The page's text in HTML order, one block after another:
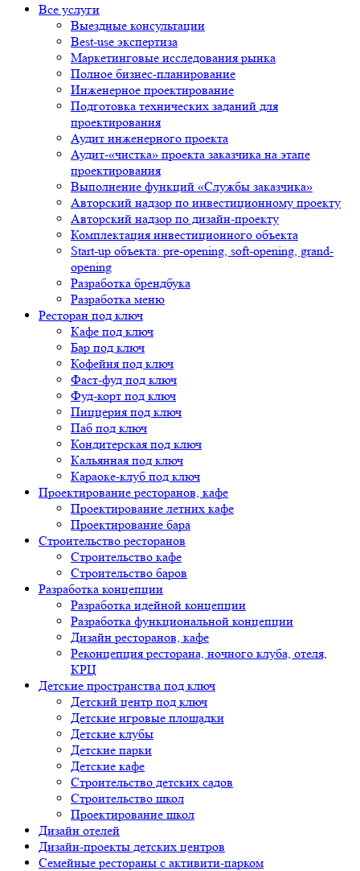
Все услуги
Выездные консультации
Best-use экспертиза
Маркетинговые исследования рынка
Полное бизнес-планирование
Инженерное проектирование
Подготовка технических заданий для
проектирования
Аудит инженерного проекта
Аудит-«чистка» проекта заказчика на этапе
проектирования
Выполнение функций «Службы заказчика»
Авторский надзор по инвестиционному проекту
Авторский надзор по дизайн-проекту
Комплектация инвестиционного объекта
Start-up объекта: pre-opening, soft-opening, grand-
opening
Разработка брендбука
Разработка меню
Ресторан под ключ
Кафе под ключ
Бар под ключ
Кофейня под ключ
Фаст-фуд под ключ
Фуд-корт под ключ
Пиццерия под ключ
Паб под ключ
Кондитерская под ключ
Кальянная под ключ
Караоке-клуб под ключ
Проектирование ресторанов, кафе
Проектирование летних кафе
Проектирование бара
Строительство ресторанов
Строительство кафе
Строительство баров
Разработка концепции
Разработка идейной концепции
Разработка функциональной концепции
Дизайн ресторанов, кафе
Реконцепция ресторана, ночного клуба, отеля,
КРЦ
Детские пространства под ключ
Детский центр под ключ
Детские игровые площадки
Детские клубы
Детские парки
Детские кафе
Строительство детских садов
Строительство школ
Проектирование школ
Дизайн отелей
Дизайн-проекты детских центров
Семейные рестораны с активити-парком